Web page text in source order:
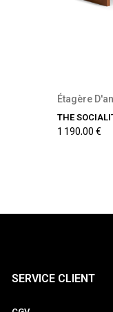
Étagère
THE
1 190,00 €
SERVICE CLIENT